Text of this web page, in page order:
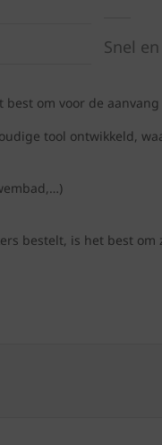
Snel
om voor de
tool ontwikkeld,
bestelt, is het best